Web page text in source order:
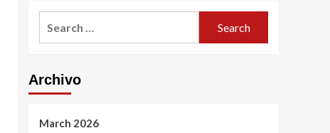
Archivo
March 2026